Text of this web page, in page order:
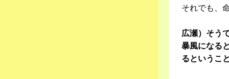
それでも、
広瀬）そう
暴風になる
るというこ